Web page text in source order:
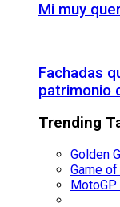
Mi muy
Fachadas
patrimonio
Trending
Golden
Game